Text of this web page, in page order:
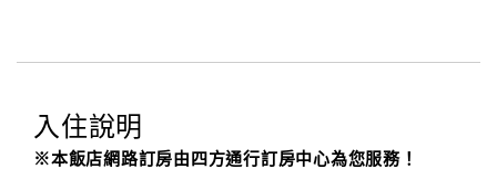
入住說明
※本飯店網路訂房由四方通行訂房中心為您服務！